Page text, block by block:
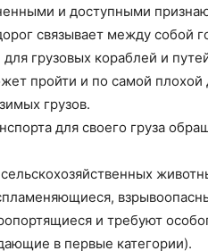
и доступными
связывает между собой
для грузовых кораблей и
пройти и по самой плохой
грузов.
для своего груза
и требуют
в первые категории).